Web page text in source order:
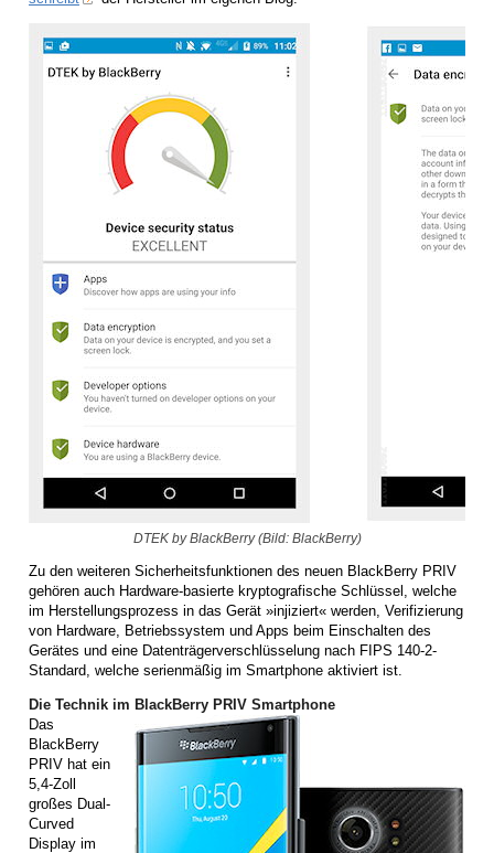
DTEK by BlackBerry (Bild: BlackBerry)
Zu den weiteren Sicherheitsfunktionen des neuen BlackBerry PRIV
gehören auch Hardware-basierte kryptografische Schlüssel, welche
im Herstellungsprozess in das Gerät »injiziert« werden, Verifizierung
von Hardware, Betriebssystem und Apps beim Einschalten des
Gerätes und eine Datenträgerverschlüsselung nach FIPS 140-2-
Standard, welche serienmäßig im Smartphone aktiviert ist.
Die Technik im BlackBerry PRIV Smartphone
Das
BlackBerry
PRIV hat ein
5,4-Zoll
großes Dual-
Curved
Display im